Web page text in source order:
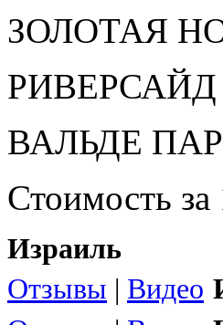
ЗОЛОТАЯ
РИВЕРСАЙД
ВАЛЬДЕ
Стоимость
Израиль
Отзывы | Видео